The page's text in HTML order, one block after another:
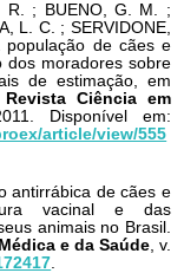
R. ; BUENO, G. M. ;
L. C. ; SERVIDONE,
de cães e
dos moradores sobre
de estimação, em
Revista Ciência em
Disponível em:
article/view/555
antirrábica de cães e
vacinal e das
animais no Brasil.
e da Saúde, v.